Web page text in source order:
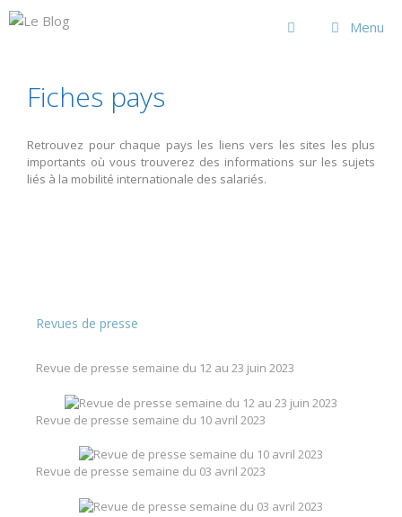
Aller
au
Menu
Fiches pays
Retrouvez pour chaque pays les liens vers les sites les plus
importants où vous trouverez des informations sur les sujets
liés à la mobilité internationale des salariés.
Revues de presse
Revue de presse semaine du 12 au 23 juin 2023
Revue de presse semaine du 10 avril 2023
Revue de presse semaine du 03 avril 2023